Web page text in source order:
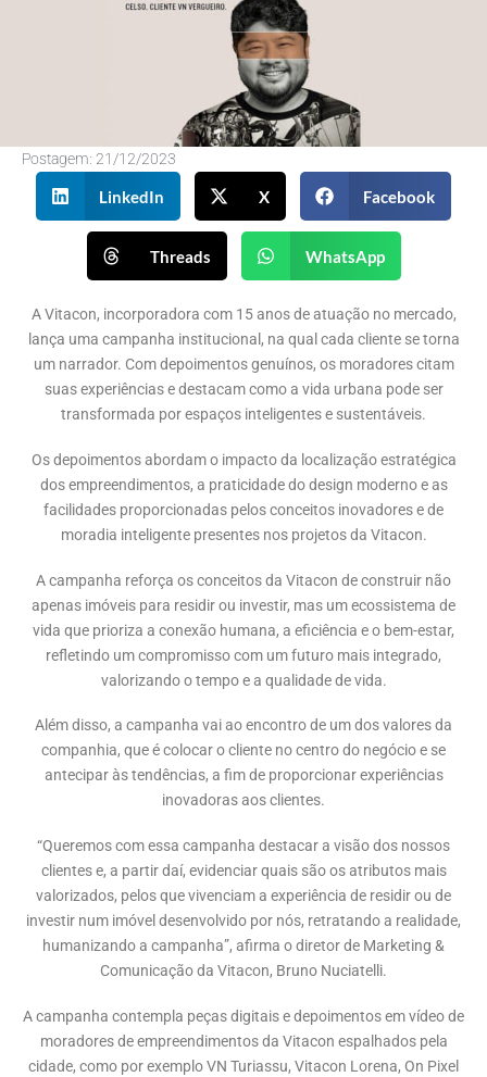
Postagem: 21/12/2023
LinkedIn X Facebook
Threads WhatsApp
A Vitacon, incorporadora com 15 anos de atuação no mercado,
lança uma campanha institucional, na qual cada cliente se torna
um narrador. Com depoimentos genuínos, os moradores citam
suas experiências e destacam como a vida urbana pode ser
transformada por espaços inteligentes e sustentáveis.
Os depoimentos abordam o impacto da localização estratégica
dos empreendimentos, a praticidade do design moderno e as
facilidades proporcionadas pelos conceitos inovadores e de
moradia inteligente presentes nos projetos da Vitacon.
A campanha reforça os conceitos da Vitacon de construir não
apenas imóveis para residir ou investir, mas um ecossistema de
vida que prioriza a conexão humana, a eficiência e o bem-estar,
refletindo um compromisso com um futuro mais integrado,
valorizando o tempo e a qualidade de vida.
Além disso, a campanha vai ao encontro de um dos valores da
companhia, que é colocar o cliente no centro do negócio e se
antecipar às tendências, a fim de proporcionar experiências
inovadoras aos clientes.
“Queremos com essa campanha destacar a visão dos nossos
clientes e, a partir daí, evidenciar quais são os atributos mais
valorizados, pelos que vivenciam a experiência de residir ou de
investir num imóvel desenvolvido por nós, retratando a realidade,
humanizando a campanha”, afirma o diretor de Marketing &
Comunicação da Vitacon, Bruno Nuciatelli.
A campanha contempla peças digitais e depoimentos em vídeo de
moradores de empreendimentos da Vitacon espalhados pela
cidade, como por exemplo VN Turiassu, Vitacon Lorena, On Pixel